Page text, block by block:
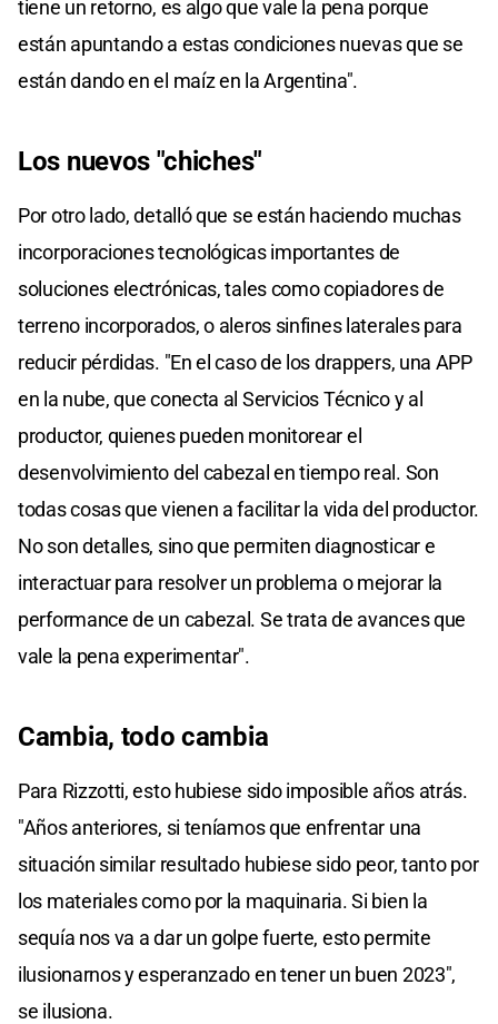
tiene un retorno, es algo que vale la pena porque
están apuntando a estas condiciones nuevas que se
están dando en el maíz en la Argentina".
Los nuevos "chiches"
Por otro lado, detalló que se están haciendo muchas
incorporaciones tecnológicas importantes de
soluciones electrónicas, tales como copiadores de
terreno incorporados, o aleros sinfines laterales para
reducir pérdidas. "En el caso de los drappers, una APP
en la nube, que conecta al Servicios Técnico y al
productor, quienes pueden monitorear el
desenvolvimiento del cabezal en tiempo real. Son
todas cosas que vienen a facilitar la vida del productor.
No son detalles, sino que permiten diagnosticar e
interactuar para resolver un problema o mejorar la
performance de un cabezal. Se trata de avances que
vale la pena experimentar".
Cambia, todo cambia
Para Rizzotti, esto hubiese sido imposible años atrás.
"Años anteriores, si teníamos que enfrentar una
situación similar resultado hubiese sido peor, tanto por
los materiales como por la maquinaria. Si bien la
sequía nos va a dar un golpe fuerte, esto permite
ilusionarnos y esperanzado en tener un buen 2023",
se ilusiona.